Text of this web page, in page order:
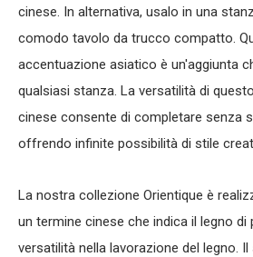
cinese. In alternativa, usalo in una
comodo tavolo da trucco compatto.
accentuazione asiatico è un'aggiunta
qualsiasi stanza. La versatilità di questo
cinese consente di completare senza
offrendo infinite possibilità di stile
La nostra collezione Orientique è
un termine cinese che indica il legno
versatilità nella lavorazione del legno.